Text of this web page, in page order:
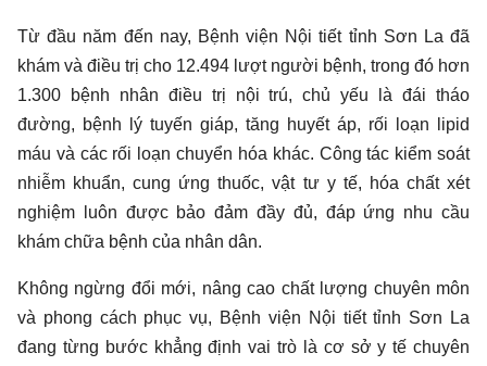
Từ đầu năm đến nay, Bệnh viện Nội tiết tỉnh Sơn La đã
khám và điều trị cho 12.494 lượt người bệnh, trong đó hơn
1.300 bệnh nhân điều trị nội trú, chủ yếu là đái tháo
đường, bệnh lý tuyến giáp, tăng huyết áp, rối loạn lipid
máu và các rối loạn chuyển hóa khác. Công tác kiểm soát
nhiễm khuẩn, cung ứng thuốc, vật tư y tế, hóa chất xét
nghiệm luôn được bảo đảm đầy đủ, đáp ứng nhu cầu
khám chữa bệnh của nhân dân.
Không ngừng đổi mới, nâng cao chất lượng chuyên môn
và phong cách phục vụ, Bệnh viện Nội tiết tỉnh Sơn La
đang từng bước khẳng định vai trò là cơ sở y tế chuyên